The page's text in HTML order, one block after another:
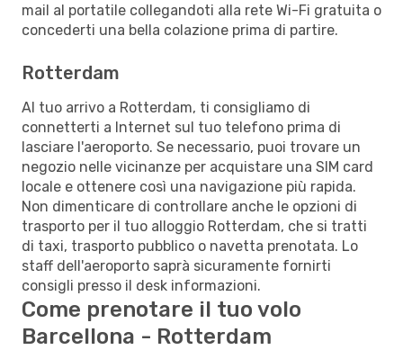
mail al portatile collegandoti alla rete Wi-Fi gratuita o
concederti una bella colazione prima di partire.
Rotterdam
Al tuo arrivo a Rotterdam, ti consigliamo di
connetterti a Internet sul tuo telefono prima di
lasciare l'aeroporto. Se necessario, puoi trovare un
negozio nelle vicinanze per acquistare una SIM card
locale e ottenere così una navigazione più rapida.
Non dimenticare di controllare anche le opzioni di
trasporto per il tuo alloggio Rotterdam, che si tratti
di taxi, trasporto pubblico o navetta prenotata. Lo
staff dell'aeroporto saprà sicuramente fornirti
consigli presso il desk informazioni.
Come prenotare il tuo volo
Barcellona - Rotterdam